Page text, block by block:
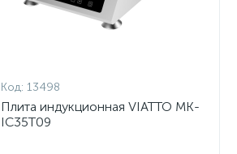
Код: 13498
Плита индукционная VIATTO MK-
IC35T09